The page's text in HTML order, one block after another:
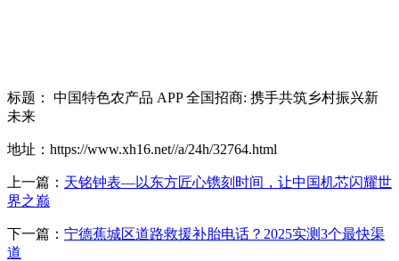
标题： 中国特色农产品 APP 全国招商: 携手共筑乡村振兴新
未来
地址：https://www.xh16.net//a/24h/32764.html
上一篇： 天铭钟表—以东方匠心镌刻时间，让中国机芯闪耀世
界之巅
下一篇： 宁德蕉城区道路救援补胎电话？2025实测3个最快渠
道